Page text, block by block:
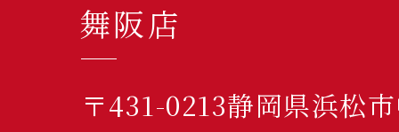
舞阪店
〒431-0213静岡県浜松